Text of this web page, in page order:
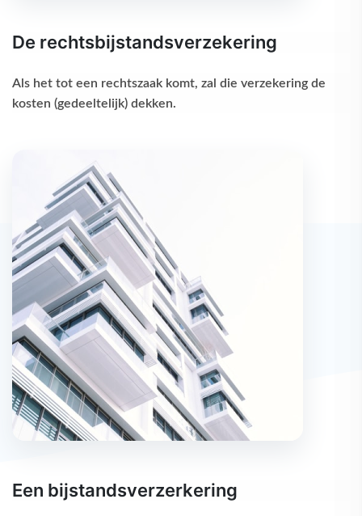
De rechtsbijstandsverzekering
Als het tot een rechtszaak komt, zal die verzekering de
kosten (gedeeltelijk) dekken.
Een bijstandsverzerkering